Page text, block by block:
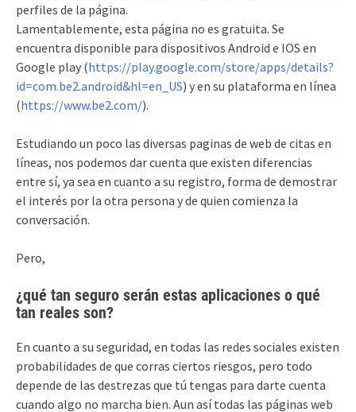
perfiles de la página.
Lamentablemente, esta página no es gratuita. Se
encuentra disponible para dispositivos Android e IOS en
Google play (https://play.google.com/store/apps/details?
id=com.be2.android&hl=en_US) y en su plataforma en línea
(https://www.be2.com/).
Estudiando un poco las diversas paginas de web de citas en
líneas, nos podemos dar cuenta que existen diferencias
entre sí, ya sea en cuanto a su registro, forma de demostrar
el interés por la otra persona y de quien comienza la
conversación.
Pero,
¿qué tan seguro serán estas aplicaciones o qué
tan reales son?
En cuanto a su seguridad, en todas las redes sociales existen
probabilidades de que corras ciertos riesgos, pero todo
depende de las destrezas que tú tengas para darte cuenta
cuando algo no marcha bien. Aun así todas las páginas web